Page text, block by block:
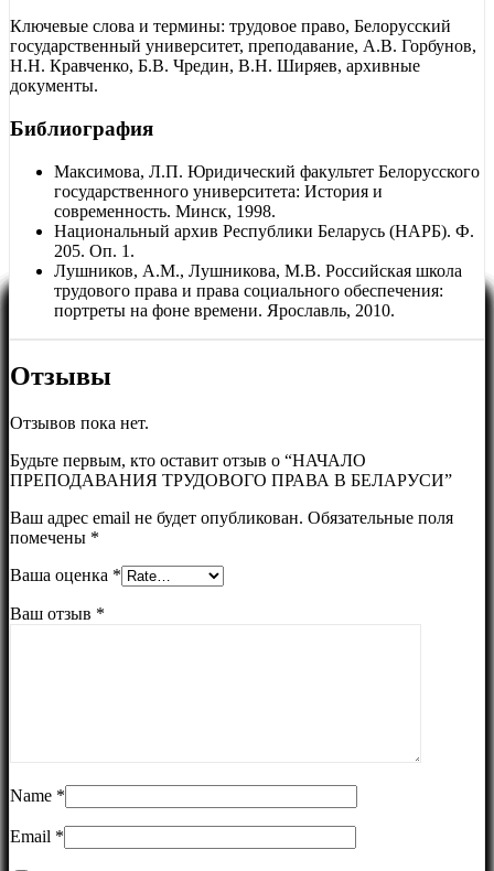
Ключевые слова и термины: трудовое право, Белорусский
государственный университет, преподавание, А.В. Горбунов,
Н.Н. Кравченко, Б.В. Чредин, В.Н. Ширяев, архивные
документы.
Библиография
Максимова, Л.П. Юридический факультет Белорусского
государственного университета: История и
современность. Минск, 1998.
Национальный архив Республики Беларусь (НАРБ). Ф.
205. Оп. 1.
Лушников, А.М., Лушникова, М.В. Российская школа
трудового права и права социального обеспечения:
портреты на фоне времени. Ярославль, 2010.
Отзывы
Отзывов пока нет.
Будьте первым, кто оставит отзыв о “НАЧАЛО
ПРЕПОДАВАНИЯ ТРУДОВОГО ПРАВА В БЕЛАРУСИ”
Ваш адрес email не будет опубликован. Обязательные поля
помечены *
Ваша оценка *
Ваш отзыв *
Name *
Email *